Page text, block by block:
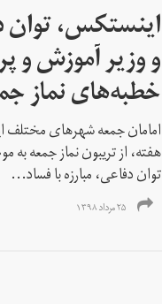
اینستکس، توان
و وزیر آموزش و
خطبه‌های نماز
هفته، از تریبون نماز جمعه
توان دفاعی، مبارزه با فساد...
۲۵ مرداد ۱۳۹۸